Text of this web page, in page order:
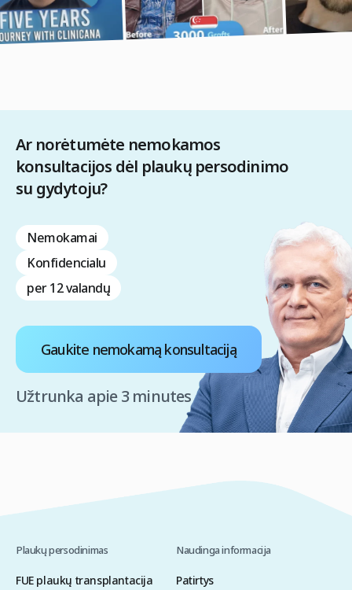
Ar norėtumėte nemokamos
konsultacijos dėl plaukų persodinimo
su gydytoju?
Nemokamai
Konfidencialu
per 12 valandų
Gaukite nemokamą konsultaciją
Užtrunka apie 3 minutes
Plaukų persodinimas
FUE plaukų transplantacija
Naudinga informacija
Patirtys